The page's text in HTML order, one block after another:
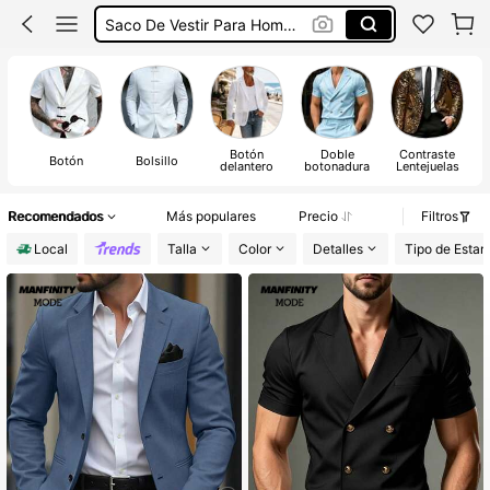
Traje De Hombre Elegante
Blazer De Hombre
Botón Bolsillo Botón
delantero
Doble
botonadura
Contraste
Lentejuelas
Recomendados Más populares Precio
Filtros
Local
Talla Color Detalles Tipo de